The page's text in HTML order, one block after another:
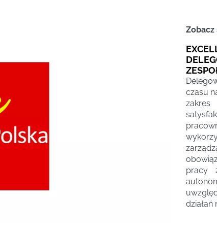
Zobacz
czasu
pracy
działań